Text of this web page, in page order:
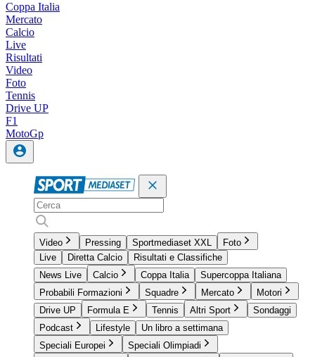
Coppa Italia
Mercato
Calcio
Live
Risultati
Video
Foto
Tennis
Drive UP
F1
MotoGp
Video Pressing Sportmediaset XXL
Foto
Live
Diretta Calcio
Risultati e Classifiche
News Live
Calcio Coppa Italia
Supercoppa Italiana
Probabili Formazioni
Squadre Mercato
Motori
Drive UP
Formula E Tennis Altri Sport
Sondaggi
Podcast
Lifestyle
Un libro a settimana
Speciali Europei
Speciali Olimpiadi